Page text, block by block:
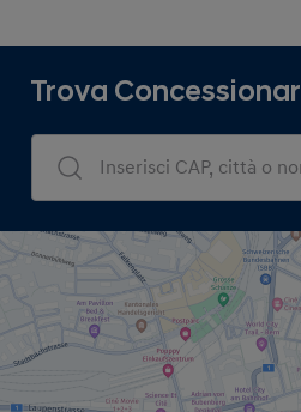
Trova
Dealers Search